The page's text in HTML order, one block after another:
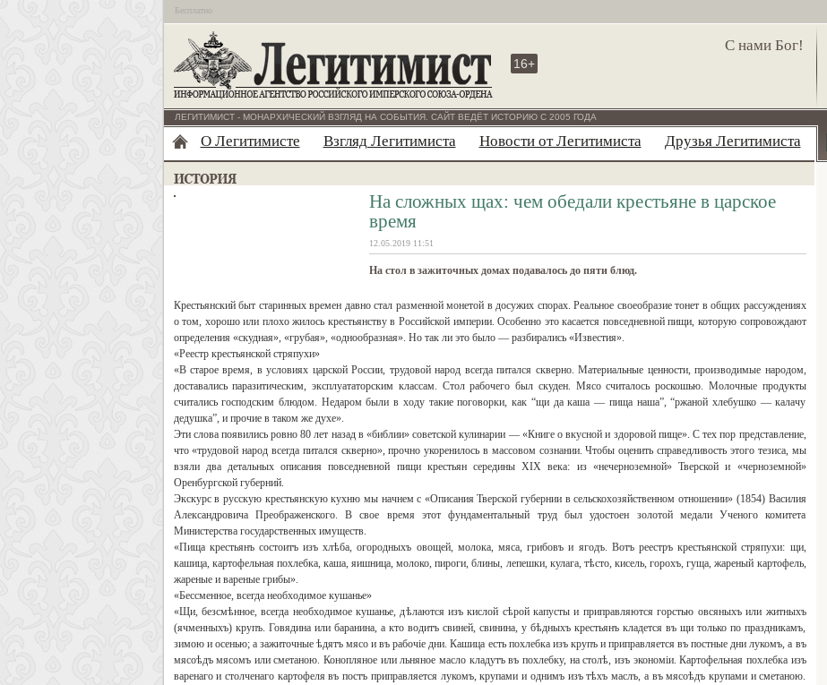
Бесплатно
С нами Бог!
16+
ЛЕГИТИМИСТ - МОНАРХИЧЕСКИЙ ВЗГЛЯД НА СОБЫТИЯ. САЙТ ВЕДЁТ ИСТОРИЮ С 2005 ГОДА
О Легитимисте Взгляд Легитимиста Новости от Легитимиста Друзья Легитимиста
На сложных щах: чем обедали крестьяне в царское
время
12.05.2019 11:51
На стол в зажиточных домах подавалось до пяти блюд.
Крестьянский быт старинных времен давно стал разменной монетой в досужих спорах. Реальное своеобразие тонет в общих рассуждениях
о том, хорошо или плохо жилось крестьянству в Российской империи. Особенно это касается повседневной пищи, которую сопровождают
определения «скудная», «грубая», «однообразная». Но так ли это было — разбирались «Известия».
«Реестр крестьянской стряпухи»
«В старое время, в условиях царской России, трудовой народ всегда питался скверно. Материальные ценности, производимые народом,
доставались паразитическим, эксплуататорским классам. Стол рабочего был скуден. Мясо считалось роскошью. Молочные продукты
считались господским блюдом. Недаром были в ходу такие поговорки, как “щи да каша — пища наша”, “ржаной хлебушко — калачу
дедушка”, и прочие в таком же духе».
Эти слова появились ровно 80 лет назад в «библии» советской кулинарии — «Книге о вкусной и здоровой пище». С тех пор представление,
что «трудовой народ всегда питался скверно», прочно укоренилось в массовом сознании. Чтобы оценить справедливость этого тезиса, мы
взяли два детальных описания повседневной пищи крестьян середины XIX века: из «нечерноземной» Тверской и «черноземной»
Оренбургской губерний.
Экскурс в русскую крестьянскую кухню мы начнем с «Описания Тверской губернии в сельскохозяйственном отношении» (1854) Василия
Александровича Преображенского. В свое время этот фундаментальный труд был удостоен золотой медали Ученого комитета
Министерства государственных имуществ.
«Пища крестьянъ состоитъ изъ хлѣба, огородныхъ овощей, молока, мяса, грибовъ и ягодъ. Вотъ реестръ крестьянской стряпухи: щи,
кашица, картофельная похлебка, каша, яишница, молоко, пироги, блины, лепешки, кулага, тѣсто, кисель, горохъ, гуща, жареный картофель,
жареные и вареные грибы».
«Бессменное, всегда необходимое кушанье»
«Щи, безсмѣнное, всегда необходимое кушанье, дѣлаются изъ кислой сѣрой капусты и приправляются горстью овсяныхъ или житныхъ
(ячменныхъ) крупъ. Говядина или баранина, а кто водитъ свиней, свинина, у бѣдныхъ крестьянъ кладется въ щи только по праздникамъ,
зимою и осенью; а зажиточные ѣдятъ мясо и въ рабочіе дни. Кашица есть похлебка изъ крупъ и приправляется въ постные дни лукомъ, а въ
мясоѣдъ мясомъ или сметаною. Конопляное или льняное масло кладутъ въ похлебку, на столѣ, изъ экономіи. Картофельная похлебка изъ
варенаго и столченаго картофеля въ постъ приправляется лукомъ, крупами и однимъ изъ тѣхъ маслъ, а въ мясоѣдъ крупами и сметаною.